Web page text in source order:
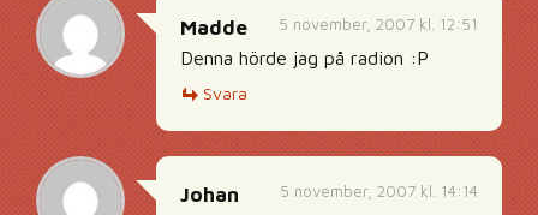
5 november, 2007 kl. 12:51
Madde
Denna hörde jag på radion :P
Svara
5 november, 2007 kl. 14:14
Johan